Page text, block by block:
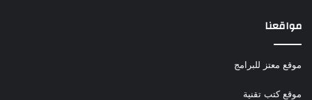
مواقعنا
موقع معتز للبرامج
موقع كتب تقنية